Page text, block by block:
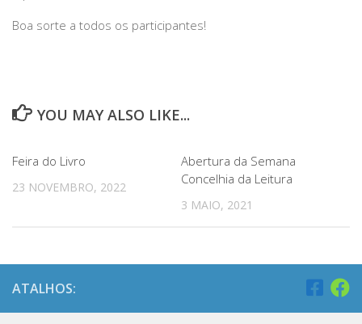
Boa sorte a todos os participantes!
YOU MAY ALSO LIKE...
Feira do Livro
23 NOVEMBRO, 2022
Abertura da Semana
Concelhia da Leitura
3 MAIO, 2021
ATALHOS: